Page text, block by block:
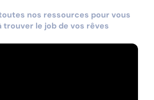
nos ressources pour vous
trouver le job de vos rêves